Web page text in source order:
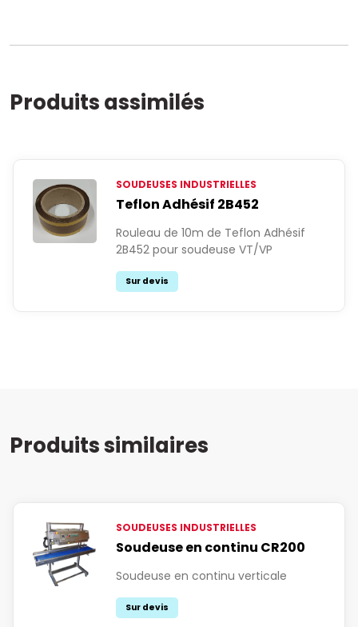
Produits assimilés
SOUDEUSES INDUSTRIELLES
Teflon Adhésif 2B452
Rouleau de 10m de Teflon Adhésif
2B452 pour soudeuse VT/VP
Sur devis
Produits similaires
SOUDEUSES INDUSTRIELLES
Soudeuse en continu CR200
Soudeuse en continu verticale
Sur devis